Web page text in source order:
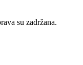
su zadržana.